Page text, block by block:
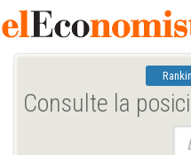
Consulte la